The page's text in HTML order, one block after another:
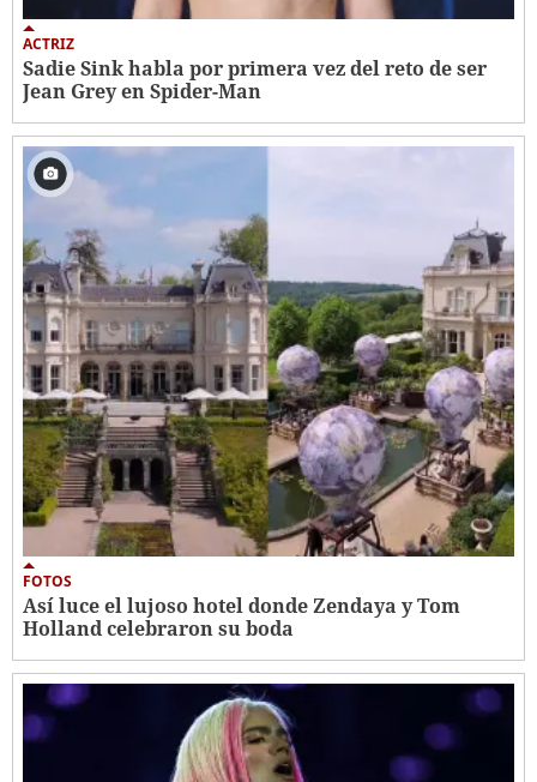
ACTRIZ
Sadie Sink habla por primera vez del reto de ser
Jean Grey en Spider-Man
FOTOS
Así luce el lujoso hotel donde Zendaya y Tom
Holland celebraron su boda